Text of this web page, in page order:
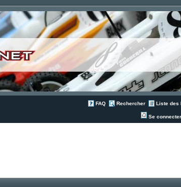
FAQ Rechercher Liste des
Se